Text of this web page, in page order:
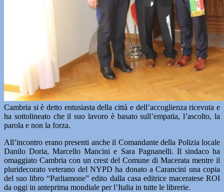
Cambria si è detto entusiasta della città e dell’accoglienza ricevuta e
ha sottolineato che il suo lavoro è basato sull’empatia, l’ascolto, la
parola e non la forza.
All’incontro erano presenti anche il Comandante della Polizia locale
Danilo Doria, Marcello Mancini e Sara Pagnanelli. Il sindaco ha
omaggiato Cambria con un crest del Comune di Macerata mentre il
pluridecorato veterano del NYPD ha donato a Carancini una copia
del suo libro “Parliamone” edito dalla casa editrice maceratese ROI
da oggi in anteprima mondiale per l’Italia in tutte le librerie.